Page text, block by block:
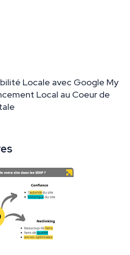
Locale avec Google My
Local au Coeur de